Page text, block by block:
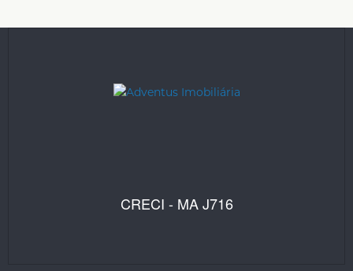
CRECI - MA J716